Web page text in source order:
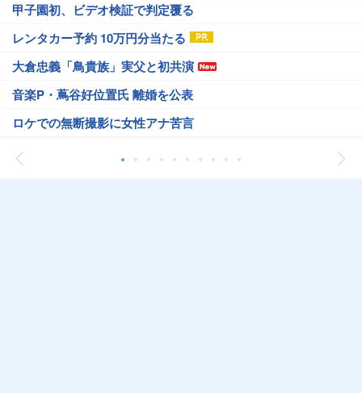
甲子園初、ビデオ検証で判定覆る
レンタカー予約 10万円分当たる
大倉忠義「鳥貴族」実父と初共演
音楽P・蔦谷好位置氏 離婚を公表
ロケでの無断撮影に女性アナ苦言